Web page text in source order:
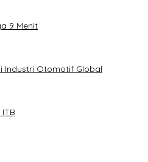
9 Menit
Industri Otomotif Global